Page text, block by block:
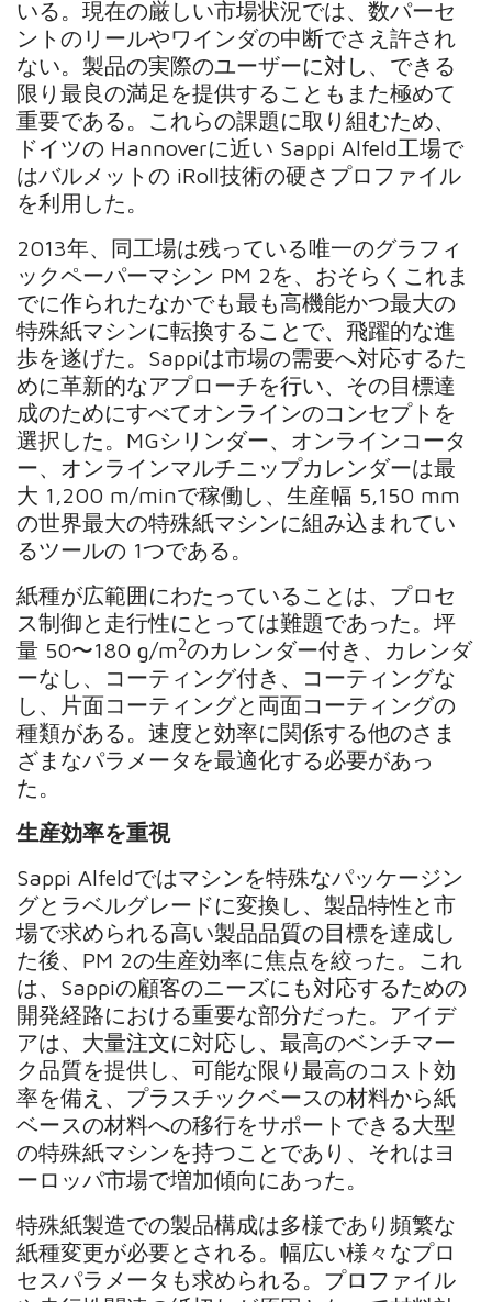
いる。現在の厳しい市場状況では、数パーセ
ントのリールやワインダの中断でさえ許され
ない。製品の実際のユーザーに対し、できる
限り最良の満足を提供することもまた極めて
重要である。これらの課題に取り組むため、
ドイツの Hannoverに近い Sappi Alfeld工場で
はバルメットの iRoll技術の硬さプロファイル
を利用した。
2013年、同工場は残っている唯一のグラフィ
ックペーパーマシン PM 2を、おそらくこれま
でに作られたなかでも最も高機能かつ最大の
特殊紙マシンに転換することで、飛躍的な進
歩を遂げた。Sappiは市場の需要へ対応するた
めに革新的なアプローチを行い、その目標達
成のためにすべてオンラインのコンセプトを
選択した。MGシリンダー、オンラインコータ
ー、オンラインマルチニップカレンダーは最
大 1,200 m/minで稼働し、生産幅 5,150 mm
の世界最大の特殊紙マシンに組み込まれてい
るツールの 1つである。
紙種が広範囲にわたっていることは、プロセ
ス制御と走行性にとっては難題であった。坪
量 50〜180 g/m2のカレンダー付き、カレンダ
ーなし、コーティング付き、コーティングな
し、片面コーティングと両面コーティングの
種類がある。速度と効率に関係する他のさま
ざまなパラメータを最適化する必要があっ
た。
生産効率を重視
Sappi Alfeldではマシンを特殊なパッケージン
グとラベルグレードに変換し、製品特性と市
場で求められる高い製品品質の目標を達成し
た後、PM 2の生産効率に焦点を絞った。これ
は、Sappiの顧客のニーズにも対応するための
開発経路における重要な部分だった。アイデ
アは、大量注文に対応し、最高のベンチマー
ク品質を提供し、可能な限り最高のコスト効
率を備え、プラスチックベースの材料から紙
ベースの材料への移行をサポートできる大型
の特殊紙マシンを持つことであり、それはヨ
ーロッパ市場で増加傾向にあった。
特殊紙製造での製品構成は多様であり頻繁な
紙種変更が必要とされる。幅広い様々なプロ
セスパラメータも求められる。プロファイル